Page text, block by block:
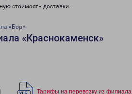
стоимость доставки.
«Бор»
«Краснокаменск»
Тарифы на перевозку из филиала